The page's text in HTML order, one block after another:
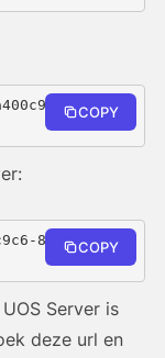
8328-4
COPY
8328-4634-
COPY
Server is
deze url en